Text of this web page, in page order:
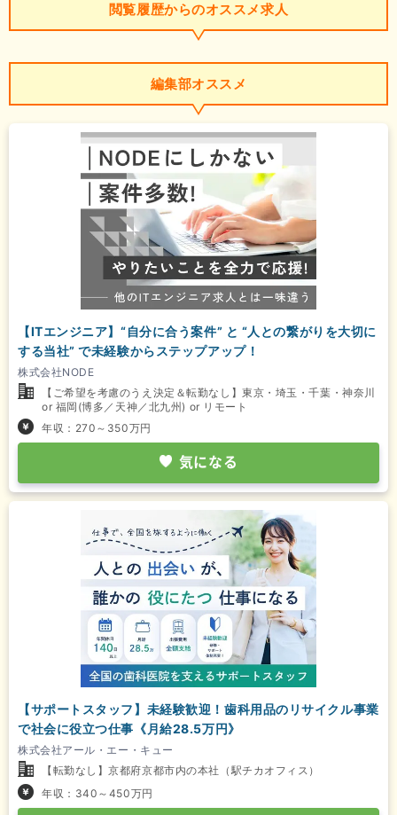
閲覧履歴からのオススメ求人
編集部オススメ
【ITエンジニア】“自分に合う案件” と “人との繋がりを大切に
する当社” で未経験からステップアップ！
株式会社NODE
【ご希望を考慮のうえ決定＆転勤なし】東京・埼玉・千葉・神奈川
or 福岡(博多／天神／北九州) or リモート
年収：270～350万円
気になる
【サポートスタッフ】未経験歓迎！歯科用品のリサイクル事業
で社会に役立つ仕事《月給28.5万円》
株式会社アール・エー・キュー
【転勤なし】京都府京都市内の本社（駅チカオフィス）
年収：340～450万円